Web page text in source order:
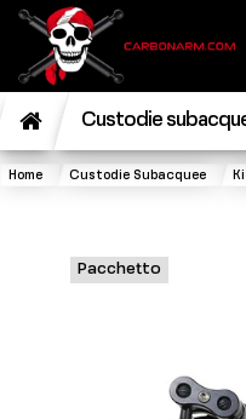
Custodie
Home Custodie Subacquee
Pacchetto